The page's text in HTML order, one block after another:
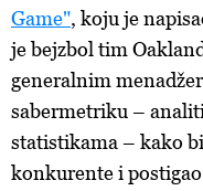
Game", koju je
je bejzbol tim
generalnim
sabermetriku –
statistikama – kako
konkurente i